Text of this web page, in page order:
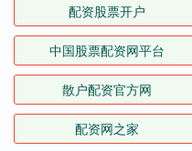
配资股票开户
中国股票配资网平台
散户配资官方网
配资网之家